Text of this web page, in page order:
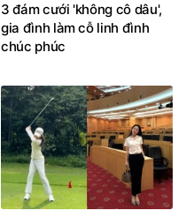
3 đám cưới 'không cô dâu',
gia đình làm cỗ linh đình
chúc phúc